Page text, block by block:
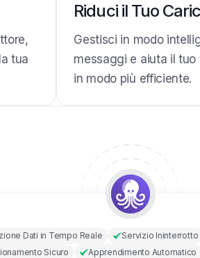
tua
Riduci il Tuo
Gestisci in modo
messaggi e aiuta il
in modo più efficiente.
Dati in Tempo Reale Servizio Ininterrotto
Sicuro
Apprendimento Automatico